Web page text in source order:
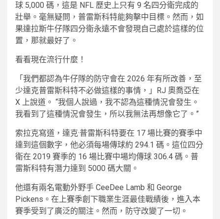
球 5,000 碼，這是 NFL 歷史上只有 9 名四分衛完成的
壯舉。毫無疑問，普雷斯科特能夠擊中目標。然而，如
果達拉斯牛仔隊四分衛永遠不會發現自己處於這樣的位
置，那就最好了。
看看現在流行什麼！
「我們都認為牛仔隊的防守會在 2026 年有所改善，至
少達克普雷斯科特不必做這樣的事情，」RJ 奧喬亞在
X 上說道。 “我個人說過，我不認為這種情況會發生。
我看到了這種情況會發生，所以我無法再想像它了。”
索拉克寫道，達克·普雷斯科特要在 17 場比賽的賽季中
達到這個數字，他必須每場傳球約 294.1 碼。這位四分
衛在 2019 賽季的 16 場比賽中場均傳球 306.4 碼。普
雷斯科特有潛力達到 5000 碼大關。
他還有兩名電動外野手 CeeDee Lamb 和 George
Pickens。在上賽季創下職業生涯最佳戰績後，進入本
賽季受到了廣泛的關注。然而，防守改變了一切。